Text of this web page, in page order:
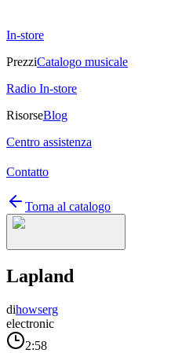
In-store
PrezziCatalogo musicale
Radio In-store
RisorseBlog
Centro assistenza
Contatto
Torna al catalogo
Lapland
dihowserg
electronic
2:58